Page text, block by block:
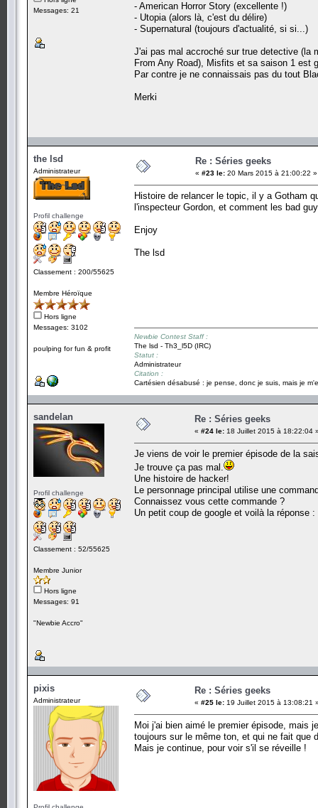
Messages: 21
- American Horror Story (excellente !)
- Utopia (alors là, c'est du délire)
- Supernatural (toujours d'actualité, si si...)
J'ai pas mal accroché sur true detective (la
From Any Road), Misfits et sa saison 1 est
Par contre je ne connaissais pas du tout
Merki
the lsd
Administrateur
Profil challenge
Classement : 200/55625
Membre Héroïque
Hors ligne
Messages: 3102
poulping for fun & profit
Re : Séries geeks
« #23 le: 20 Mars 2015 à 21:00:22 »
Histoire de relancer le topic, il y a Gotham
l'inspecteur Gordon, et comment les bad
Enjoy
The lsd
Newbie Contest Staff :
The lsd - Th3_l5D (IRC)
Statut :
Administrateur
Citation :
Cartésien désabusé : je pense, donc je suis, mais je
sandelan
Profil challenge
Classement : 52/55625
Membre Junior
Hors ligne
Messages: 91
"Newbie Accro"
Re : Séries geeks
« #24 le: 18 Juillet 2015 à 18:22:04
Je viens de voir le premier épisode de la
Je trouve ça pas mal.
Une histoire de hacker!
Le personnage principal utilise une
Connaissez vous cette commande ?
Un petit coup de google et voilà la réponse :
pixis
Administrateur
Re : Séries geeks
« #25 le: 19 Juillet 2015 à 13:08:21
Moi j'ai bien aimé le premier épisode, mais
toujours sur le même ton, et qui ne fait que
Mais je continue, pour voir s'il se réveille !